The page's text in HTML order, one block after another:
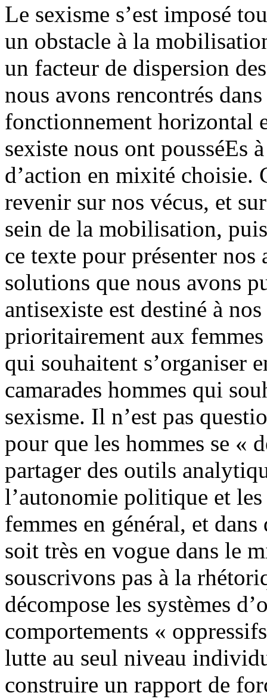
Le sexisme s’est imposé
un obstacle à la
un facteur de dispersion
nous avons rencontrés
fonctionnement horizontal
sexiste nous ont pousséEs
d’action en mixité choisie.
revenir sur nos vécus, et
sein de la mobilisation,
ce texte pour présenter nos
solutions que nous avons
antisexiste est destiné à
prioritairement aux
qui souhaitent s’organiser
camarades hommes qui
sexisme. Il n’est pas
pour que les hommes se «
partager des outils
l’autonomie politique et
femmes en général, et
soit très en vogue dans le
souscrivons pas à la
décompose les systèmes
comportements «
lutte au seul niveau
construire un rapport de